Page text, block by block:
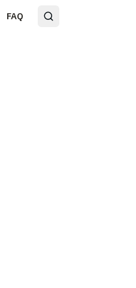
FAQ